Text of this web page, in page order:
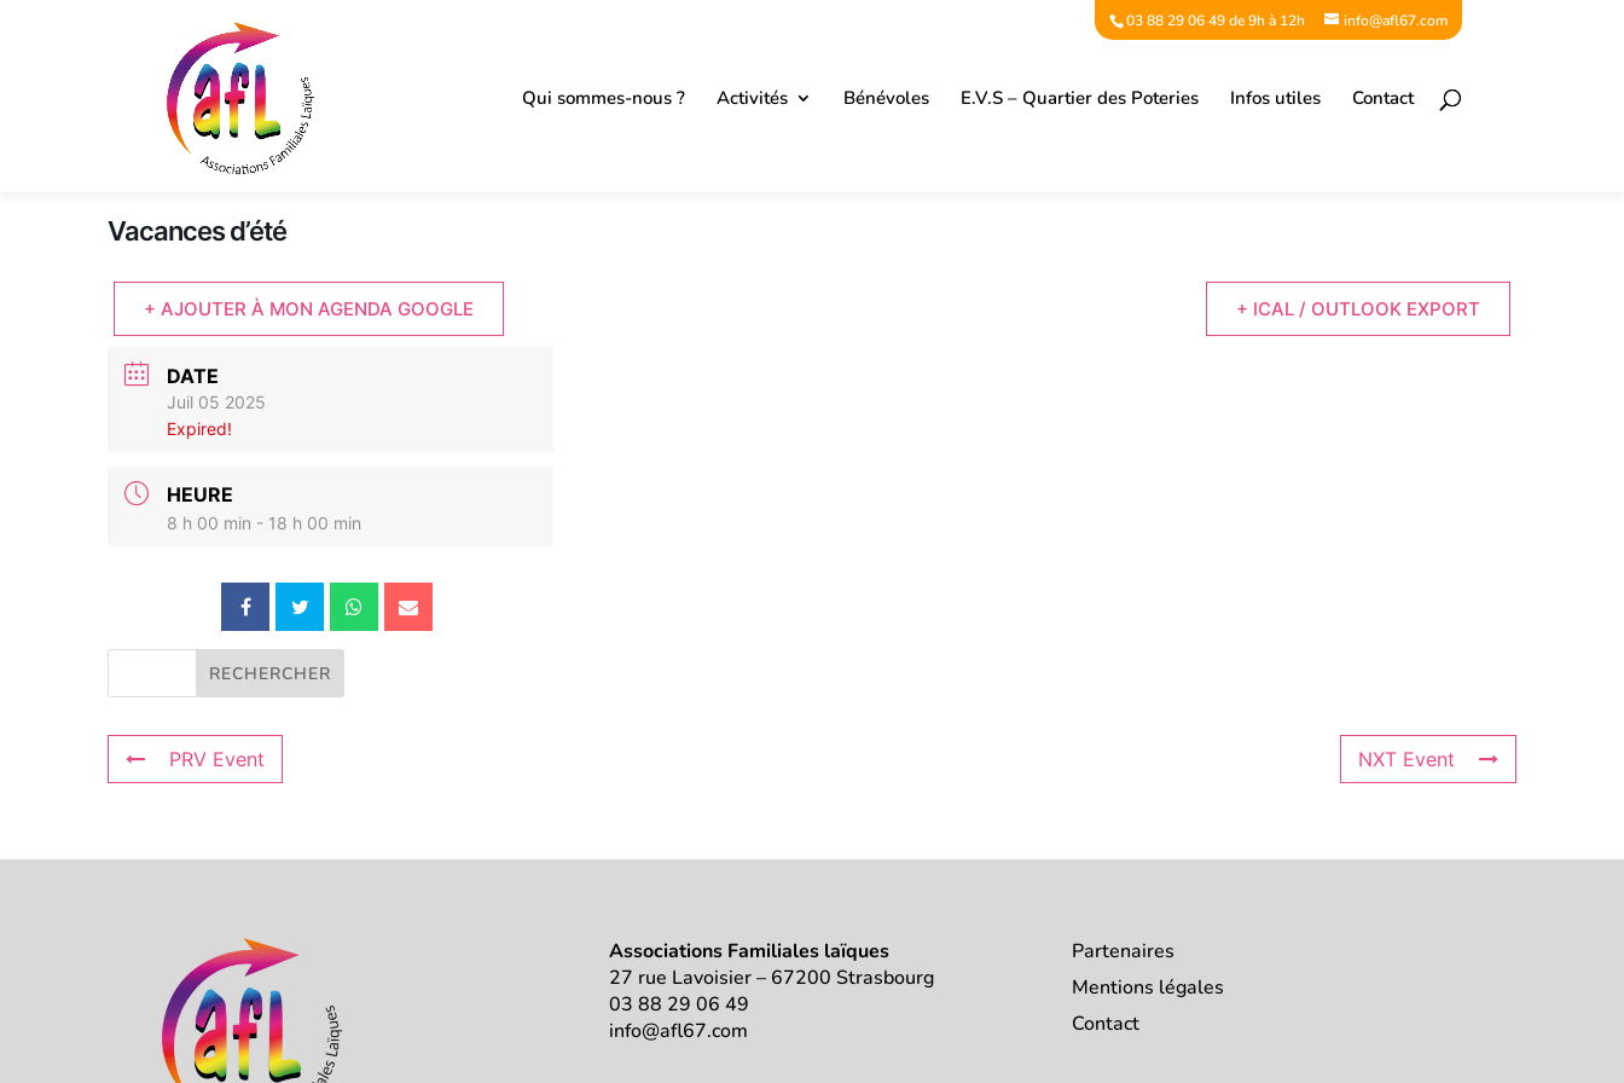
03 88 29 06 49 de 9h à 12h info@afl67.com
Qui sommes-nous ? Activités Bénévoles E.V.S – Quartier des Poteries Infos utiles Contact
Vacances d’été
+ AJOUTER À MON AGENDA GOOGLE + ICAL / OUTLOOK EXPORT
DATE
Juil 05 2025
Expired!
HEURE
8 h 00 min - 18 h 00 min
PRV Event NXT Event
Associations Familiales laïques
27 rue Lavoisier – 67200 Strasbourg
03 88 29 06 49
info@afl67.com
Partenaires
Mentions légales
Contact